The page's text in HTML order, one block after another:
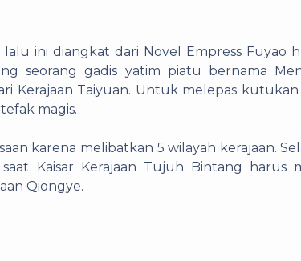
ini diangkat dari Novel Empress Fuyao
seorang gadis yatim piatu bernama
Kerajaan Taiyuan. Untuk melepas kutukan
magis.
karena melibatkan 5 wilayah kerajaan.
Kaisar Kerajaan Tujuh Bintang harus
Qiongye.